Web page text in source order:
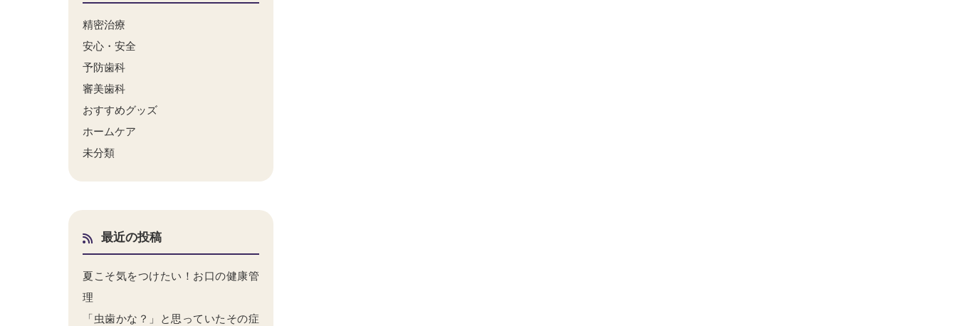
精密治療
安心・安全
予防歯科
審美歯科
おすすめグッズ
ホームケア
未分類
最近の投稿
夏こそ気をつけたい！お口の健康管
理
「虫歯かな？」と思っていたその症